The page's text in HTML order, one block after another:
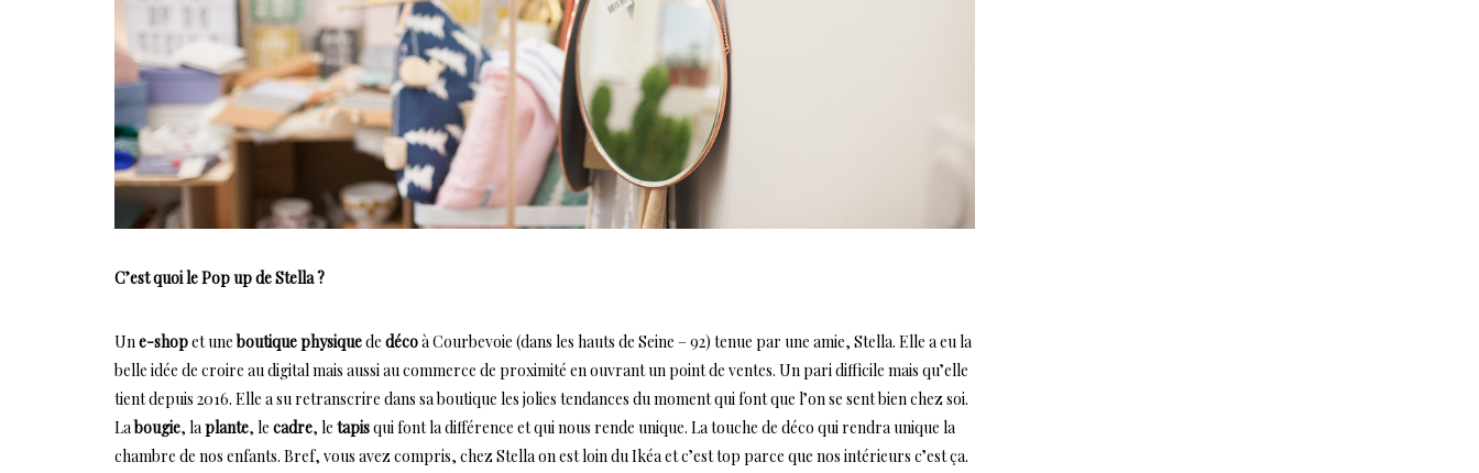
C’est quoi le Pop up de Stella ?
Une-shopet une boutique physiquede décoà Courbevoie (dans les hauts de Seine – 92) tenue par une amie, Stella. Elle a eu la
belle idée de croire au digital mais aussi au commerce de proximité en ouvrant un point de ventes. Un pari difficile mais qu’elle
tient depuis 2016. Elle a su retranscrire dans sa boutique les jolies tendances du moment qui font que l’on se sent bien chez soi.
Labougie, laplante, le cadre, le tapisqui font la différence et qui nous rende unique. La touche de déco qui rendra unique la
chambre de nos enfants. Bref, vous avez compris, chez Stella on est loin du Ikéa et c’est top parce que nos intérieurs c’est ça.